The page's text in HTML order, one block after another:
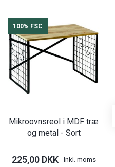
100% FSC
Mikroovnsreol i MDF træ
og metal - Sort
225,00 DKK Inkl. moms